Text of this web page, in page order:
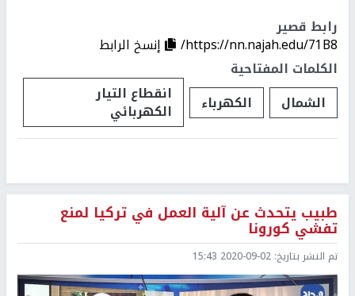
رابط قصير
https://nn.najah.edu/71B8/
إنسخ الرابط
الكلمات المفتاحية
الشمال
الكهرباء انقطاع التيار
الكهربائي
طبيب يتحدث عن آلية العمل في تركيا لمنع
تفشي كورونا
تم النشر بتاريخ: 2020-09-02 15:43